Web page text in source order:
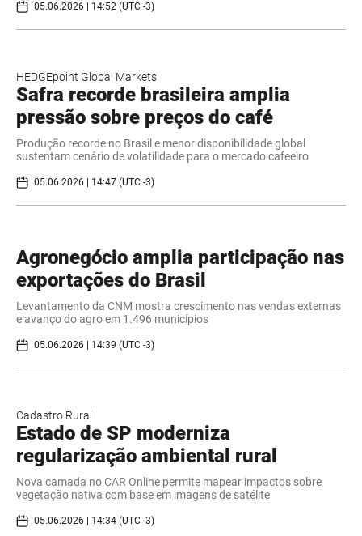
05.06.2026 | 14:52 (UTC -3)
HEDGEpoint Global Markets
Safra recorde brasileira amplia
pressão sobre preços do café
Produção recorde no Brasil e menor disponibilidade global
sustentam cenário de volatilidade para o mercado cafeeiro
05.06.2026 | 14:47 (UTC -3)
Agronegócio amplia participação nas
exportações do Brasil
Levantamento da CNM mostra crescimento nas vendas externas
e avanço do agro em 1.496 municípios
05.06.2026 | 14:39 (UTC -3)
Cadastro Rural
Estado de SP moderniza
regularização ambiental rural
Nova camada no CAR Online permite mapear impactos sobre
vegetação nativa com base em imagens de satélite
05.06.2026 | 14:34 (UTC -3)